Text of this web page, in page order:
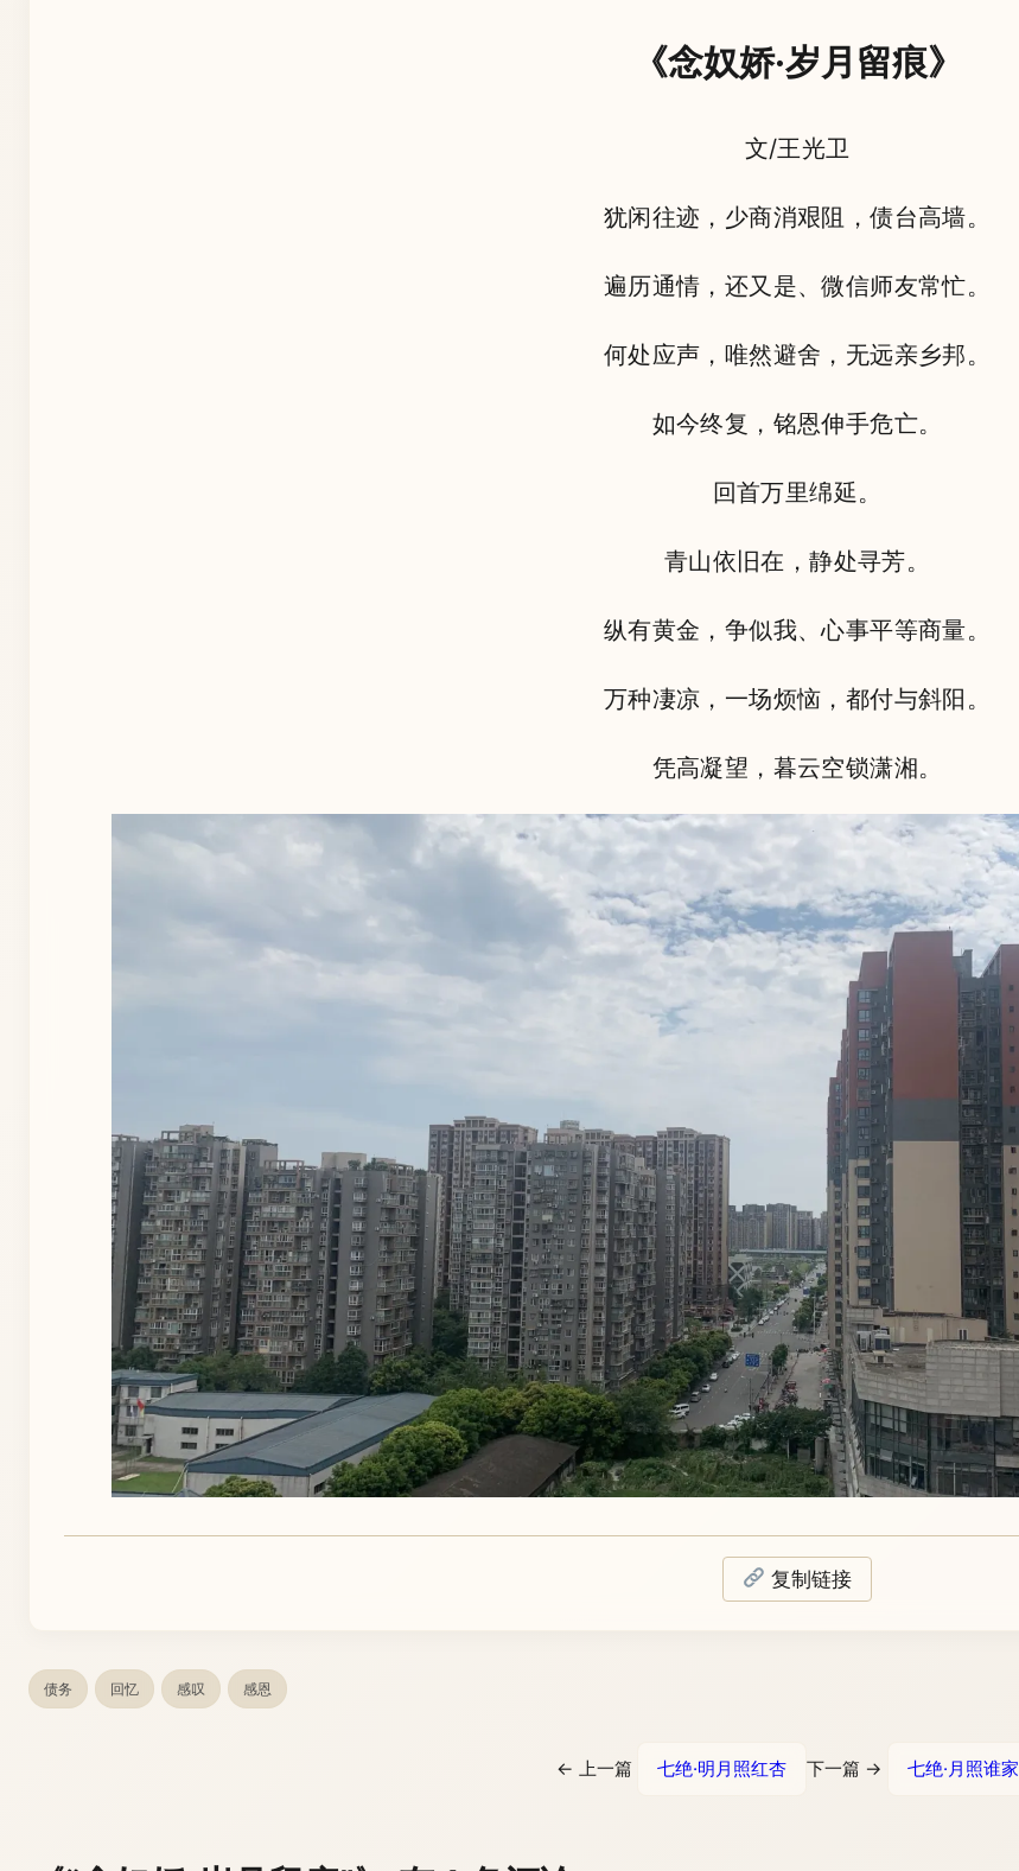
《念奴娇·岁月留痕》
文/王光卫
犹闲往迹，少商消艰阻，债台高墙。
遍历通情，还又是、微信师友常忙。
何处应声，唯然避舍，无远亲乡邦。
如今终复，铭恩伸手危亡。
回首万里绵延。
青山依旧在，静处寻芳。
纵有黄金，争似我、心事平等商量。
万种凄凉，一场烦恼，都付与斜阳。
凭高凝望，暮云空锁潇湘。
复制链接
债务 回忆 感叹 感恩
← 上一篇 七绝·明月照红杏 下一篇 → 七绝·月照谁家